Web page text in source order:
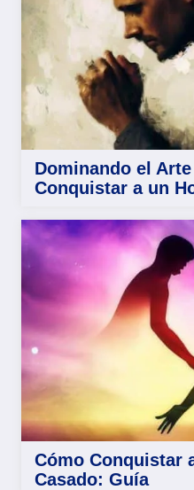
Dominando el
Conquistar a un
Cómo Conquistar
Casado: Guía